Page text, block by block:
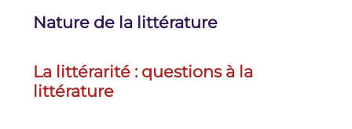
Nature de la littérature
La littérarité : questions à la
littérature